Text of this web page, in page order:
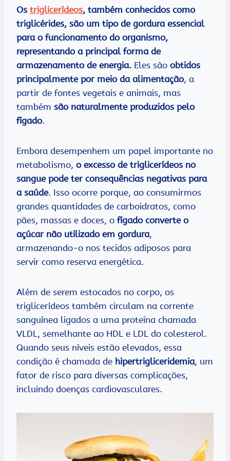
Os triglicerídeos, também conhecidos como
triglicérides, são um tipo de gordura essencial
para o funcionamento do organismo,
representando a principal forma de
armazenamento de energia. Eles são obtidos
principalmente por meio da alimentação, a
partir de fontes vegetais e animais, mas
também são naturalmente produzidos pelo
fígado.
Embora desempenhem um papel importante no
metabolismo, o excesso de triglicerídeos no
sangue pode ter consequências negativas para
a saúde. Isso ocorre porque, ao consumirmos
grandes quantidades de carboidratos, como
pães, massas e doces, o fígado converte o
açúcar não utilizado em gordura,
armazenando-o nos tecidos adiposos para
servir como reserva energética.
Além de serem estocados no corpo, os
triglicerídeos também circulam na corrente
sanguínea ligados a uma proteína chamada
VLDL, semelhante ao HDL e LDL do colesterol.
Quando seus níveis estão elevados, essa
condição é chamada de hipertrigliceridemia, um
fator de risco para diversas complicações,
incluindo doenças cardiovasculares.